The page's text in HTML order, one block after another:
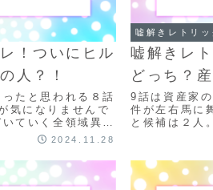
！ついにヒル
人？！
たと思われる８話
気になりませんで
ていく全領域異常
。 こ...
2024.11.28
嘘解きレトリッ
嘘解きレ
どっち？
9話は資産家
件が左右馬に
と候補は２人
とも二人と